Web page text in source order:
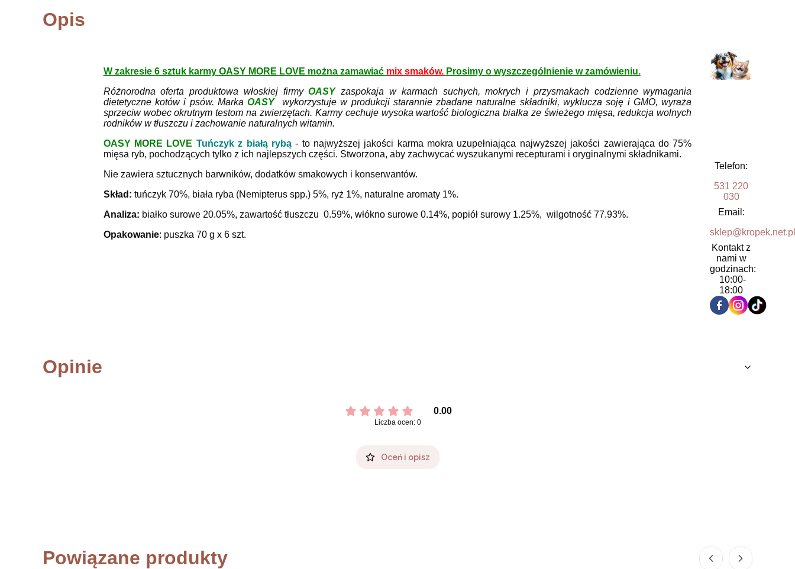
Telefon:
531 220
030
Email:
sklep@kropek.net.pl
Kontakt z
nami w
godzinach:
10:00-
18:00
Opis
W zakresie 6 sztuk karmy OASY MORE LOVE można zamawiać mix smaków. Prosimy o wyszczególnienie w zamówieniu.
Różnorodna oferta produktowa włoskiej firmyOASY zaspokaja w karmach suchych, mokrych i przysmakach codzienne wymagania
dietetyczne kotów i psów. MarkaOASY
wykorzystuje w produkcji starannie zbadane naturalne składniki, wyklucza soję i GMO, wyraża
sprzeciw wobec okrutnym testom na zwierzętach. Karmy cechuje wysoka wartość biologiczna białka ze świeżego mięsa, redukcja wolnych
rodników w tłuszczu i zachowanie naturalnych witamin.
OASY MORE LOVE Tuńczyk z białą rybą - to najwyższej jakości karma mokra uzupełniająca najwyższej jakości zawierająca do 75%
mięsa ryb, pochodzących tylko z ich najlepszych części. Stworzona, aby zachwycać wyszukanymi recepturami i oryginalnymi składnikami.
Nie zawiera sztucznych barwników, dodatków smakowych i konserwantów.
Skład: tuńczyk 70%, biała ryba (Nemipterus spp.) 5%, ryż 1%, naturalne aromaty 1%.
Analiza: białko surowe 20.05%, zawartość tłuszczu 0.59%, włókno surowe 0.14%, popiół surowy 1.25%, wilgotność 77.93%.
Opakowanie: puszka 70 g x 6 szt.
Opinie
0.00
Liczba ocen: 0
Oceń i opisz
Powiązane produkty